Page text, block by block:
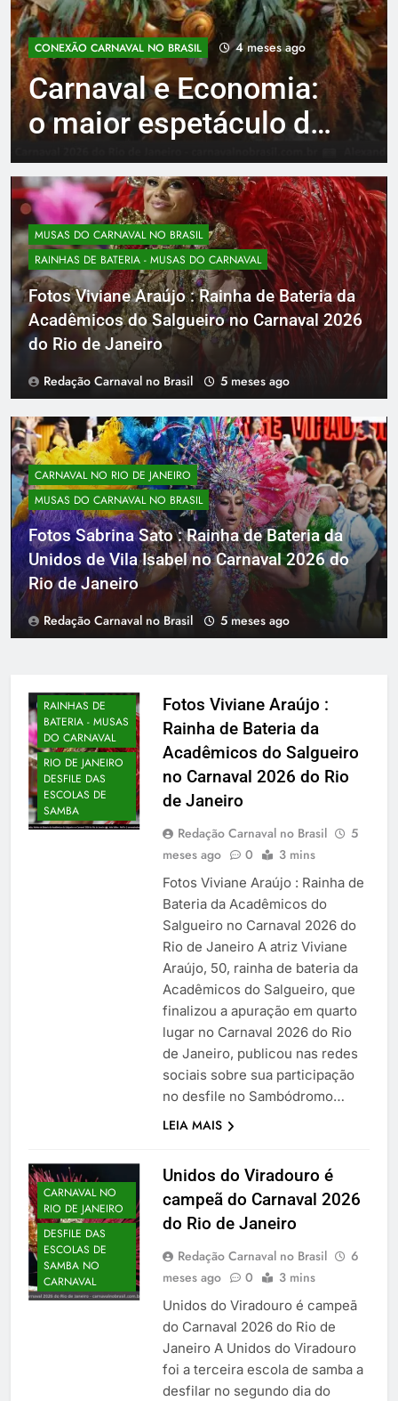
CONEXÃO CARNAVAL NO BRASIL 4 meses ago
Carnaval e Economia:
o maior espetáculo do
Brasil também é um
grande negócio
MUSAS DO CARNAVAL NO BRASIL
RAINHAS DE BATERIA - MUSAS DO CARNAVAL
Fotos Viviane Araújo : Rainha de Bateria da
Acadêmicos do Salgueiro no Carnaval 2026
do Rio de Janeiro
Redação Carnaval no Brasil 5 meses ago
CARNAVAL NO RIO DE JANEIRO
MUSAS DO CARNAVAL NO BRASIL
Fotos Sabrina Sato : Rainha de Bateria da
Unidos de Vila Isabel no Carnaval 2026 do
Rio de Janeiro
Redação Carnaval no Brasil 5 meses ago
RAINHAS DE
BATERIA - MUSAS
DO CARNAVAL
RIO DE JANEIRO
DESFILE DAS
ESCOLAS DE
SAMBA
Fotos Viviane Araújo :
Rainha de Bateria da
Acadêmicos do Salgueiro
no Carnaval 2026 do Rio
de Janeiro
Redação Carnaval no Brasil
5
meses ago
0 3 mins
Fotos Viviane Araújo : Rainha de
Bateria da Acadêmicos do
Salgueiro no Carnaval 2026 do
Rio de Janeiro A atriz Viviane
Araújo, 50, rainha de bateria da
Acadêmicos do Salgueiro, que
finalizou a apuração em quarto
lugar no Carnaval 2026 do Rio
de Janeiro, publicou nas redes
sociais sobre sua participação
no desfile no Sambódromo…
LEIA MAIS
CARNAVAL NO
RIO DE JANEIRO
DESFILE DAS
ESCOLAS DE
SAMBA NO
CARNAVAL
Unidos do Viradouro é
campeã do Carnaval 2026
do Rio de Janeiro
Redação Carnaval no Brasil
6
meses ago
0 3 mins
Unidos do Viradouro é campeã
do Carnaval 2026 do Rio de
Janeiro A Unidos do Viradouro
foi a terceira escola de samba a
desfilar no segundo dia do